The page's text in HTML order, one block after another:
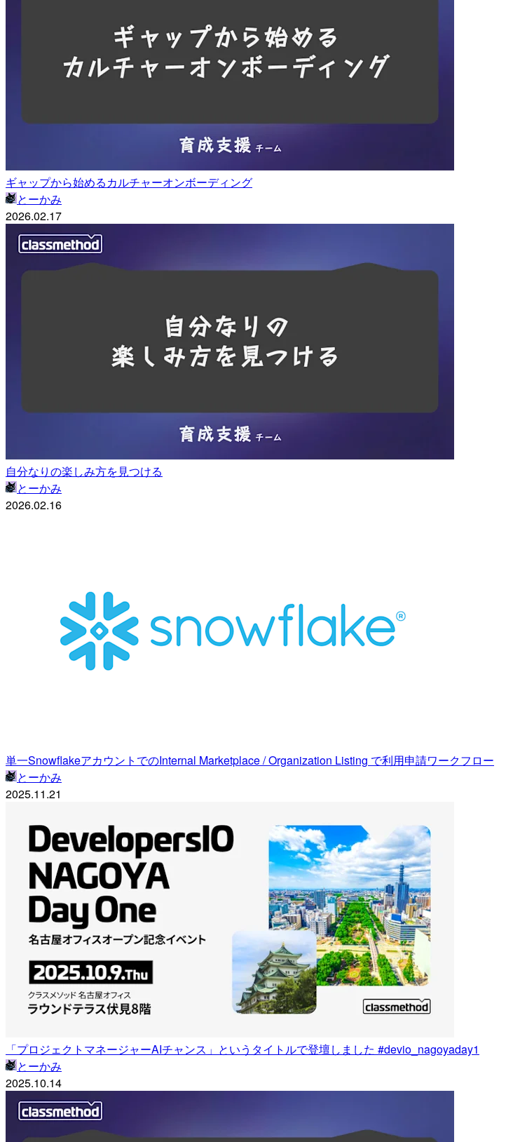
ギャップから始めるカルチャーオンボーディング
とーかみ
2026.02.17
自分なりの楽しみ方を見つける
とーかみ
2026.02.16
単一SnowflakeアカウントでのInternal Marketplace / Organization Listing で利用申請ワークフロー
とーかみ
2025.11.21
「プロジェクトマネージャーAIチャンス」というタイトルで登壇しました #devio_nagoyaday1
とーかみ
2025.10.14